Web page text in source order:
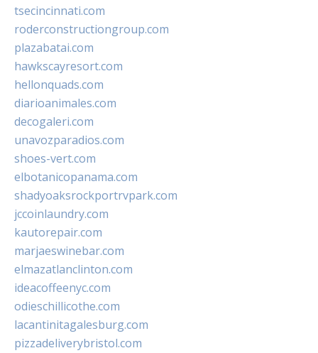
tsecincinnati.com
roderconstructiongroup.com
plazabatai.com
hawkscayresort.com
hellonquads.com
diarioanimales.com
decogaleri.com
unavozparadios.com
shoes-vert.com
elbotanicopanama.com
shadyoaksrockportrvpark.com
jccoinlaundry.com
kautorepair.com
marjaeswinebar.com
elmazatlanclinton.com
ideacoffeenyc.com
odieschillicothe.com
lacantinitagalesburg.com
pizzadeliverybristol.com